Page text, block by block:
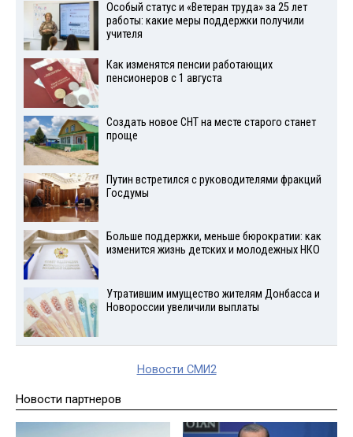
Особый статус и «Ветеран труда» за 25 лет
работы: какие меры поддержки получили
учителя
Как изменятся пенсии работающих
пенсионеров с 1 августа
Создать новое СНТ на месте старого станет
проще
Путин встретился с руководителями фракций
Госдумы
Больше поддержки, меньше бюрократии: как
изменится жизнь детских и молодежных НКО
Утратившим имущество жителям Донбасса и
Новороссии увеличили выплаты
Новости СМИ2
Новости партнеров